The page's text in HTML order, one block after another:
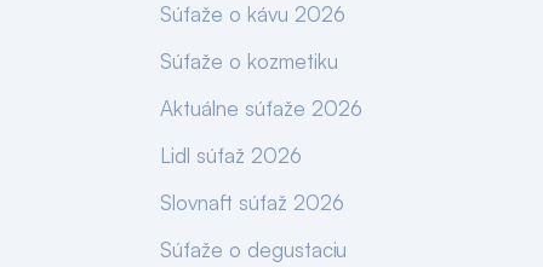
Súťaže o kávu 2026
Súťaže o kozmetiku
Aktuálne súťaže 2026
Lidl súťaž 2026
Slovnaft súťaž 2026
Súťaže o degustaciu